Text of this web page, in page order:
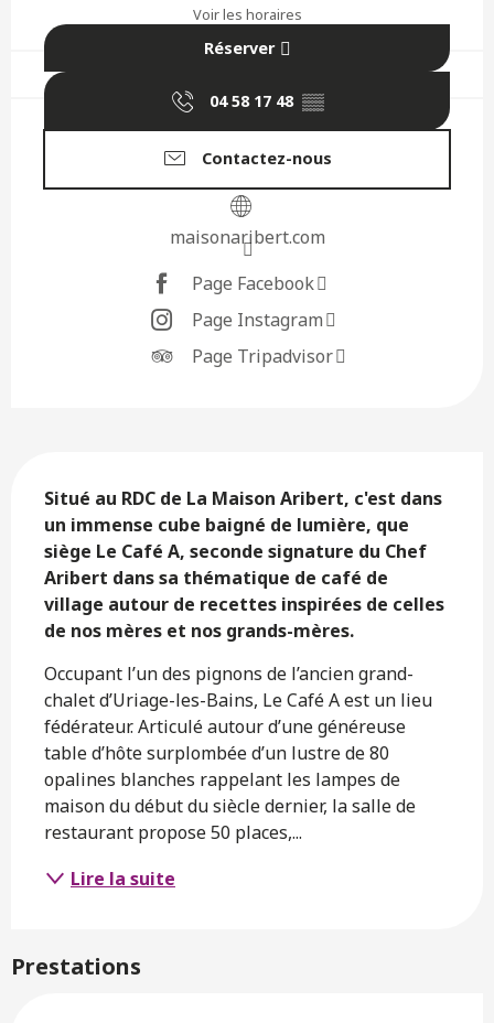
Voir les horaires
Réserver
04 58 17 48 ▒▒
Contactez-nous
maisonaribert.com
Page Facebook
Page Instagram
Page Tripadvisor
Situé au RDC de La Maison Aribert, c'est dans
un immense cube baigné de lumière, que
siège Le Café A, seconde signature du Chef
Aribert dans sa thématique de café de
village autour de recettes inspirées de celles
de nos mères et nos grands-mères.
Occupant l’un des pignons de l’ancien grand-
chalet d’Uriage-les-Bains, Le Café A est un lieu
fédérateur. Articulé autour d’une généreuse
table d’hôte surplombée d’un lustre de 80
opalines blanches rappelant les lampes de
maison du début du siècle dernier, la salle de
restaurant propose 50 places,...
Lire la suite
Prestations